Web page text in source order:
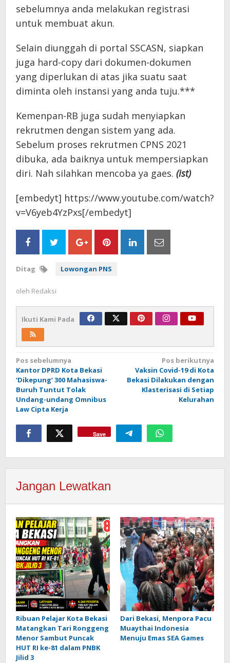
sebelumnya anda melakukan registrasi
untuk membuat akun.
Selain diunggah di portal SSCASN, siapkan
juga hard-copy dari dokumen-dokumen
yang diperlukan di atas jika suatu saat
diminta oleh instansi yang anda tuju.***
Kemenpan-RB juga sudah menyiapkan
rekrutmen dengan sistem yang ada.
Sebelum proses rekrutmen CPNS 2021
dibuka, ada baiknya untuk mempersiapkan
diri. Nah silahkan mencoba ya gaes. (ist)
[embedyt] https://www.youtube.com/watch?
v=V6yeb4YzPxs[/embedyt]
Ditag Lowongan PNS
oleh Redaksi
Ikuti Kami Pada
Navigasi
pos
Pos sebelumnya
Kantor DPRD Kota Bekasi
‘Dikepung’ 300 Mahasiswa-
Buruh Tuntut Tolak
Undang-undang Omnibus
Law Cipta Kerja
Pos berikutnya
Vaksin Covid-19 di Kota
Bekasi Dilakukan dengan
Klasterisasi di Setiap
Kelurahan
Save
Jangan Lewatkan
Ribuan Pelajar Kota Bekasi
Matangkan Tari Ronggeng
Menor Sambut Puncak
HUT RI ke-81 dalam PNBK
Jilid 3
Dari Bekasi, Menpora Pacu
Muaythai Indonesia
Menuju Emas SEA Games